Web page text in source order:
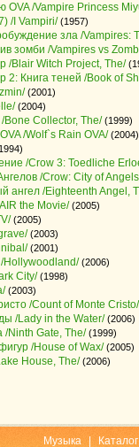
/Vampire Princess
/I Vampiri/(1957)
зла /Vampires:
зомби /Vampires vs
/Blair Witch Project, The/
2: Книга теней /Book of
(2001)
(2004)
/Bone Collector, The/(1999)
/Wolf`s Rain OVA/(2004)
/Crow 3: Toedliche
/Crow: City of
ангел /Eighteenth Angel,
the Movie/(2005)
(2005)
(2003)
(2001)
Hollywoodland/(2006)
City/(1998)
(2003)
/Count of Monte Cristo/
/Lady in the Water/(2006)
/Ninth Gate, The/(1999)
/House of Wax/(2005)
House, The/(2006)
Музыка Каталог